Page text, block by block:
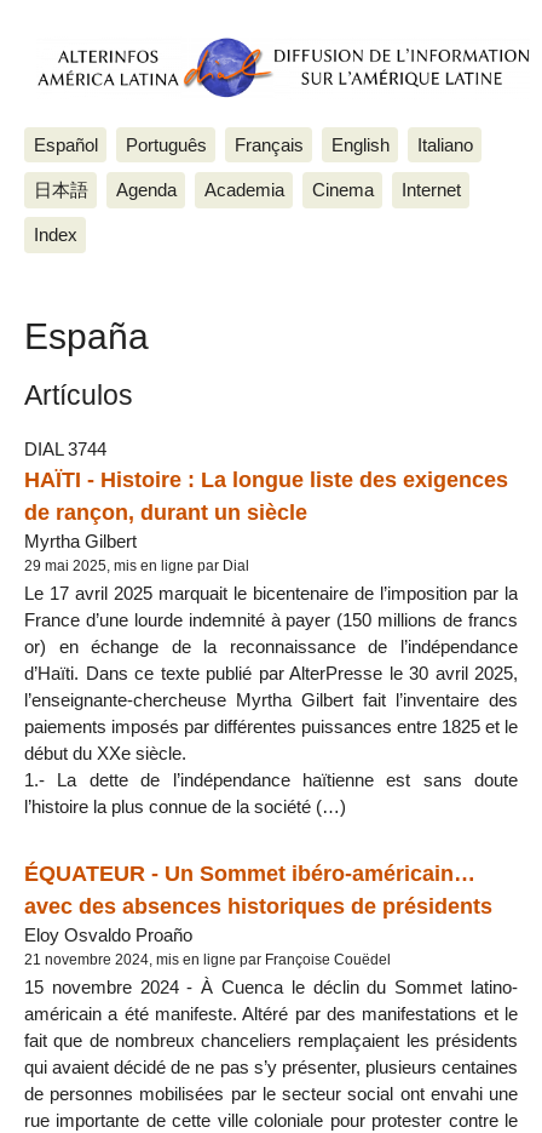
Español Português Français English Italiano
日本語 Agenda Academia Cinema Internet
Index
España
Artículos
DIAL 3744
HAÏTI - Histoire : La longue liste des exigences
de rançon, durant un siècle
Myrtha Gilbert
29 mai 2025, mis en ligne par Dial
Le 17 avril 2025 marquait le bicentenaire de l’imposition par la
France d’une lourde indemnité à payer (150 millions de francs
or) en échange de la reconnaissance de l’indépendance
d’Haïti. Dans ce texte publié par AlterPresse le 30 avril 2025,
l’enseignante-chercheuse Myrtha Gilbert fait l’inventaire des
paiements imposés par différentes puissances entre 1825 et le
début du XXe siècle.
1.- La dette de l’indépendance haïtienne est sans doute
l’histoire la plus connue de la société (…)
ÉQUATEUR - Un Sommet ibéro-américain…
avec des absences historiques de présidents
Eloy Osvaldo Proaño
21 novembre 2024, mis en ligne par Françoise Couëdel
15 novembre 2024 - À Cuenca le déclin du Sommet latino-
américain a été manifeste. Altéré par des manifestations et le
fait que de nombreux chanceliers remplaçaient les présidents
qui avaient décidé de ne pas s’y présenter, plusieurs centaines
de personnes mobilisées par le secteur social ont envahi une
rue importante de cette ville coloniale pour protester contre le